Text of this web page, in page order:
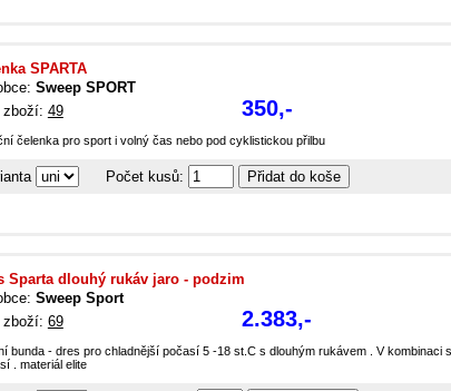
SPARTA
Sweep SPORT
zboží: 49 350,-
čelenka pro sport i volný čas nebo pod cyklistickou přilbu
Počet kusů:
Sparta dlouhý rukáv jaro - podzim
Sweep Sport
zboží: 69 2.383,-
bunda - dres pro chladnější počasí 5 -18 st.C s dlouhým rukávem . V kombinaci
. materiál elite